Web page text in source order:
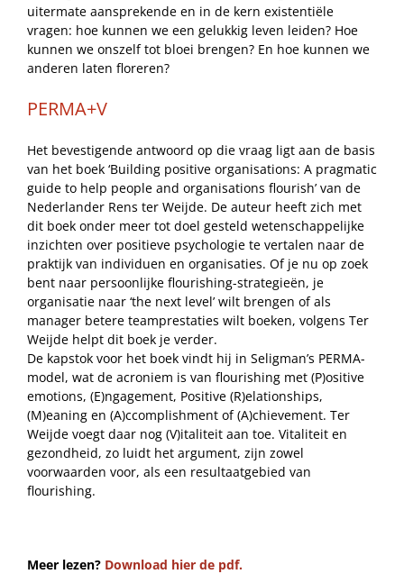
uitermate aansprekende en in de kern existentiële
vragen: hoe kunnen we een gelukkig leven leiden? Hoe
kunnen we onszelf tot bloei brengen? En hoe kunnen we
anderen laten floreren?
PERMA+V
Het bevestigende antwoord op die vraag ligt aan de basis
van het boek ‘Building positive organisations: A pragmatic
guide to help people and organisations flourish’ van de
Nederlander Rens ter Weijde. De auteur heeft zich met
dit boek onder meer tot doel gesteld wetenschappelijke
inzichten over positieve psychologie te vertalen naar de
praktijk van individuen en organisaties. Of je nu op zoek
bent naar persoonlijke flourishing-strategieën, je
organisatie naar ‘the next level’ wilt brengen of als
manager betere teamprestaties wilt boeken, volgens Ter
Weijde helpt dit boek je verder.
De kapstok voor het boek vindt hij in Seligman’s PERMA-
model, wat de acroniem is van flourishing met (P)ositive
emotions, (E)ngagement, Positive (R)elationships,
(M)eaning en (A)ccomplishment of (A)chievement. Ter
Weijde voegt daar nog (V)italiteit aan toe. Vitaliteit en
gezondheid, zo luidt het argument, zijn zowel
voorwaarden voor, als een resultaatgebied van
flourishing.
Meer lezen? Download hier de pdf.